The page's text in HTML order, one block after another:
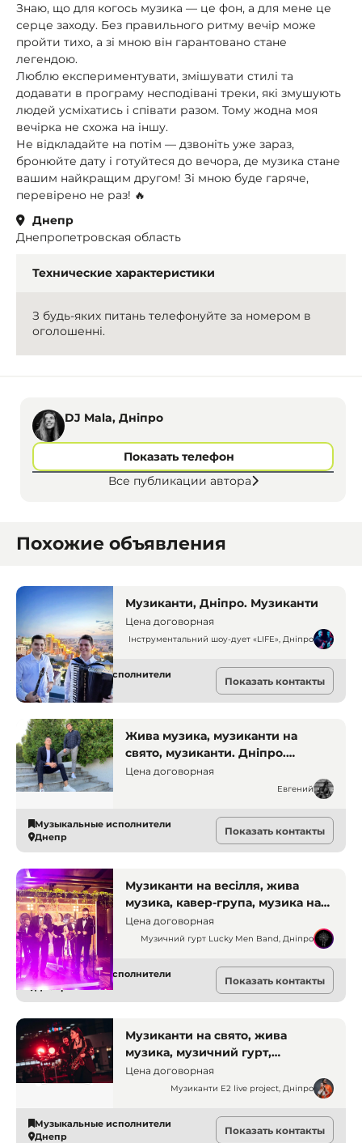
Знаю, що для когось музика — це фон, а для мене це
серце заходу. Без правильного ритму вечір може
пройти тихо, а зі мною він гарантовано стане
легендою.
Люблю експериментувати, змішувати стилі та
додавати в програму несподівані треки, які змушують
людей усміхатись і співати разом. Тому жодна моя
вечірка не схожа на іншу.
Не відкладайте на потім — дзвоніть уже зараз,
бронюйте дату і готуйтеся до вечора, де музика стане
вашим найкращим другом! Зі мною буде гаряче,
перевірено не раз! 🔥
Днепр
Днепропетровская область
Технические характеристики
З будь-яких питань телефонуйте за номером в
оголошенні.
DJ Mala, Дніпро
Показать телефон
Все публикации автора
Похожие объявления
Музиканти, Дніпро. Музиканти
Цена договорная
Інструментальний шоу-дует «LIFE», Дніпро
Музыкальные исполнители
Днепр
Показать контакты
Жива музика, музиканти на
свято, музиканти. Дніпро.
Музиканти
Цена договорная
Евгений
Музыкальные исполнители
Днепр
Показать контакты
Музиканти на весілля, жива
музика, кавер-група, музика на
свято, музика на ювілей,
музичний супровід, гурт на
святковий настрій. Дніпро.
Цена договорная
Музичний гурт Lucky Men Band, Дніпро
Музыкальные исполнители
Днепр
Показать контакты
Музиканти на свято, жива
музика, музичний гурт,
музиканти Дніпро, замовити
музикантів, музиканти на
весілля
Цена договорная
Музиканти E2 live project, Дніпро
Музыкальные исполнители
Днепр
Показать контакты